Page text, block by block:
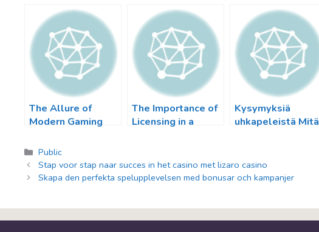
b
o
ok
er sk
y
l gl
e
Tr
a
n
sl
at
e
The Allure of
Modern Gaming
Through Casino
Culture
The Importance of
Licensing in a
Kysymyksiä
uhkapeleistä Mitä
Categorias
Public
Stap voor stap naar succes in het casino met lizaro casino
Skapa den perfekta spelupplevelsen med bonusar och kampanjer